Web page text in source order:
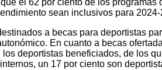
el 62 por ciento de los programas
sean inclusivos para 2024-
a becas para deportistas
En cuanto a becas
deportistas beneficiados, de los
un 17 por ciento son